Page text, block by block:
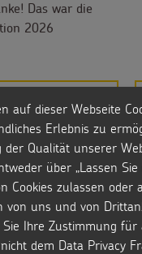
Das war die
2026
Hoodie
auf dieser Webseite
Erlebnis zu
der Qualität unserer
über „Lassen
Cookies zulassen oder
von uns und von
Ihre Zustimmung
dem Data Privacy